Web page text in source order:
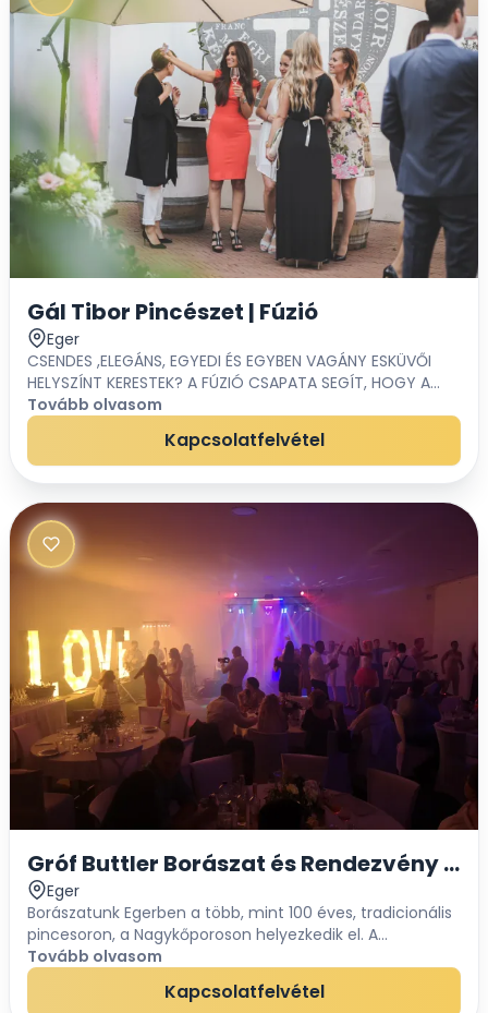
Gál Tibor Pincészet | Fúzió
Eger
CSENDES ,ELEGÁNS, EGYEDI ÉS EGYBEN VAGÁNY ESKÜVŐI
HELYSZÍNT KERESTEK? A FÚZIÓ CSAPATA SEGÍT, HOGY A
NAGY NAP IGAZÁN FELEJTHETETLEN LEGYEN!Mi akkor
vagyunk igazán találó helyszín számotokra, ha ele...
Tovább olvasom
Kapcsolatfelvétel
Eger
Borászatunk Egerben a több, mint 100 éves, tradicionális
pincesoron, a Nagykőporoson helyezkedik el. A
különleges, mediterrán hangulatú épületből csodálatos
panoráma tárul elénk a városra.Rendezvény...
Tovább olvasom
Kapcsolatfelvétel